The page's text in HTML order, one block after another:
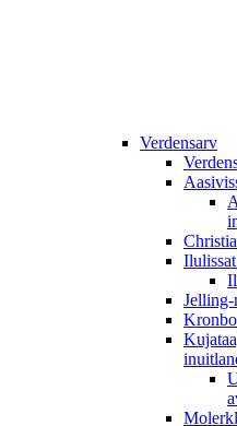
Verdensarv
Jelling-